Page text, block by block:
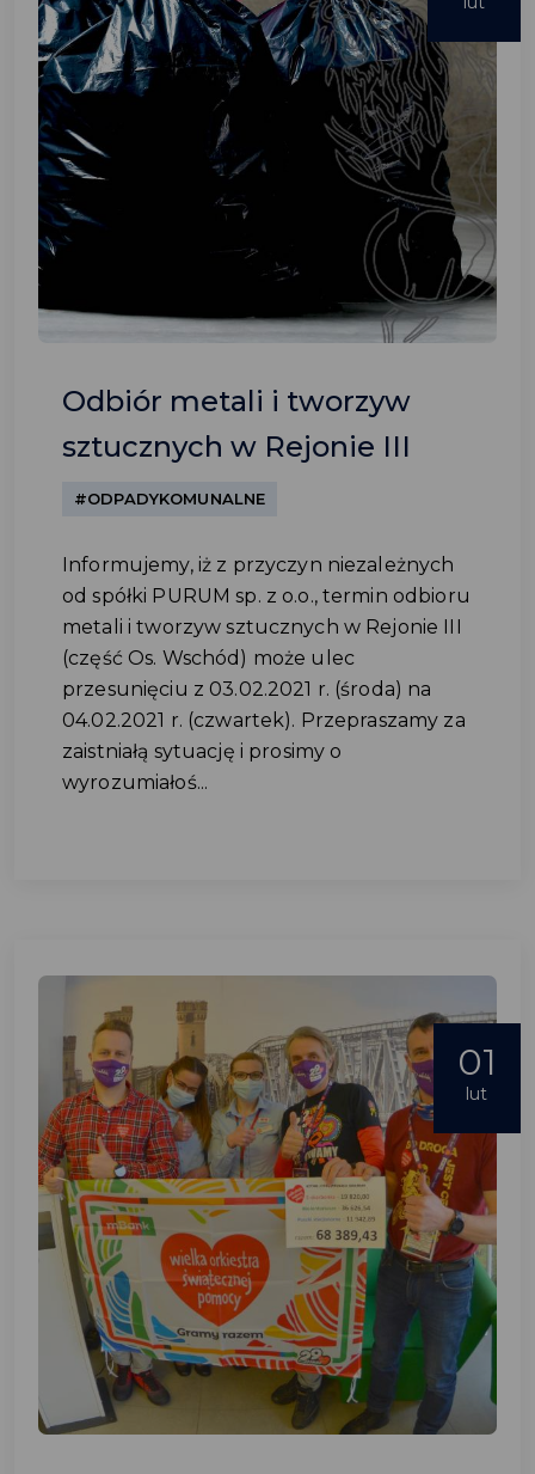
Odbiór metali i tworzyw
sztucznych w Rejonie III
#ODPADYKOMUNALNE
Informujemy, iż z przyczyn niezależnych
od spółki PURUM sp. z o.o., termin odbioru
metali i tworzyw sztucznych w Rejonie III
(część Os. Wschód) może ulec
przesunięciu z 03.02.2021 r. (środa) na
04.02.2021 r. (czwartek). Przepraszamy za
zaistniałą sytuację i prosimy o
wyrozumiałoś...
01
lut